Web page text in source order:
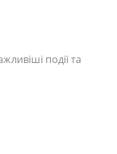
події та